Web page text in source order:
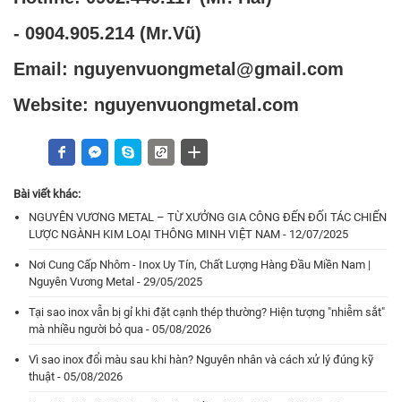
- 0904.905.214 (Mr.Vũ)
Email: nguyenvuongmetal@gmail.com
Website: nguyenvuongmetal.com
Bài viết khác:
NGUYÊN VƯƠNG METAL – TỪ XƯỞNG GIA CÔNG ĐẾN ĐỐI TÁC CHIẾN
LƯỢC NGÀNH KIM LOẠI THÔNG MINH VIỆT NAM - 12/07/2025
Nơi Cung Cấp Nhôm - Inox Uy Tín, Chất Lượng Hàng Đầu Miền Nam |
Nguyên Vương Metal - 29/05/2025
Tại sao inox vẫn bị gỉ khi đặt cạnh thép thường? Hiện tượng "nhiễm sắt"
mà nhiều người bỏ qua - 05/08/2026
Vì sao inox đổi màu sau khi hàn? Nguyên nhân và cách xử lý đúng kỹ
thuật - 05/08/2026